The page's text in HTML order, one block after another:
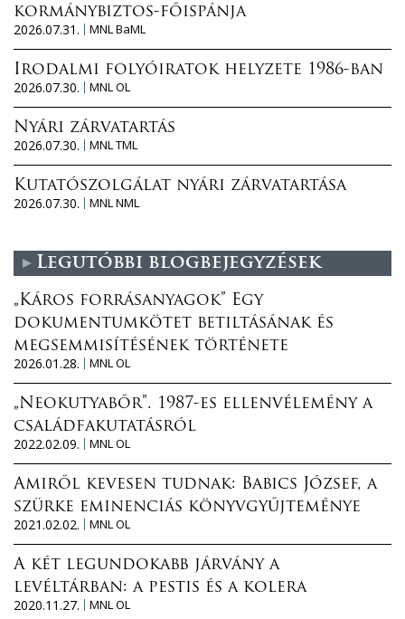
kormánybiztos-főispánja
2026.07.31.
MNL BaML
Irodalmi folyóiratok helyzete 1986-ban
2026.07.30.
MNL OL
Nyári zárvatartás
2026.07.30.
MNL TML
Kutatószolgálat nyári zárvatartása
2026.07.30.
MNL NML
Legutóbbi blogbejegyzések
„Káros forrásanyagok” Egy
dokumentumkötet betiltásának és
megsemmisítésének története
2026.01.28.
MNL OL
„Neokutyabőr”. 1987-es ellenvélemény a
családfakutatásról
2022.02.09.
MNL OL
Amiről kevesen tudnak: Babics József, a
szürke eminenciás könyvgyűjteménye
2021.02.02.
MNL OL
A két legundokabb járvány a
levéltárban: a pestis és a kolera
2020.11.27.
MNL OL